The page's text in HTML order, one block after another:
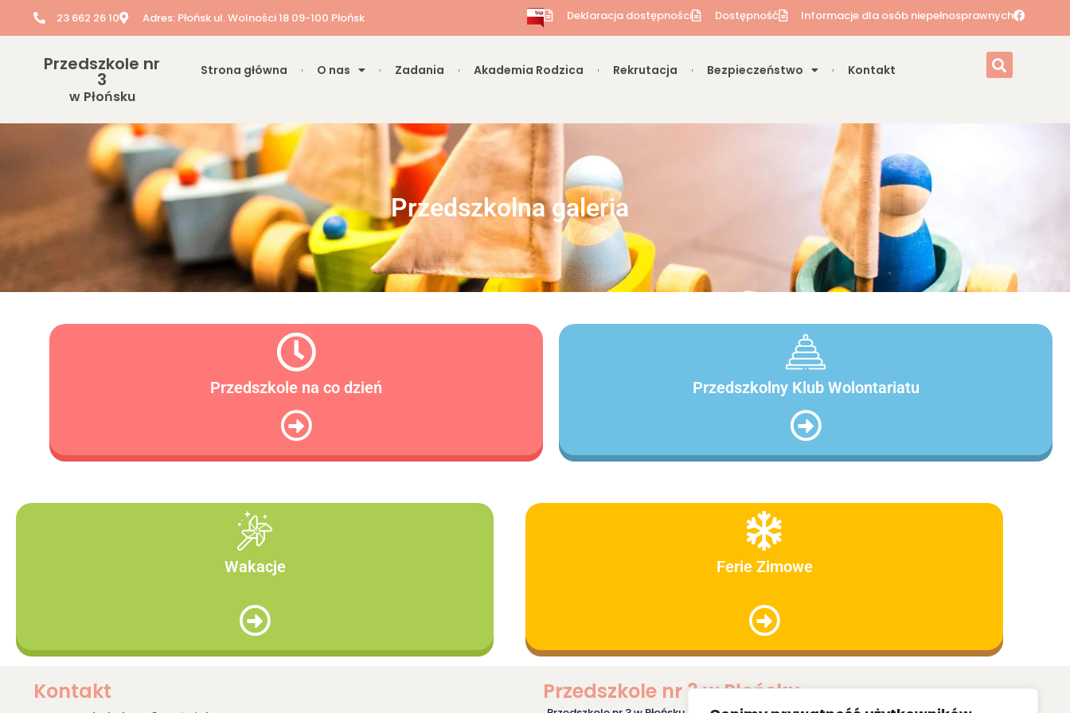
23 662 26 10 Adres: Płońsk ul. Wolności 18 09-100 Płońsk Deklaracja dostępności Dostępność Informacje dla osób niepełnosprawnych
Przedszkole nr
3
w Płońsku
Strona główna O nas Zadania Akademia Rodzica Rekrutacja Bezpieczeństwo Kontakt
Przedszkolna galeria
Przedszkole na co dzień Przedszkolny Klub Wolontariatu
Wakacje Ferie Zimowe
Kontakt Przedszkole nr 3 w Płońsku